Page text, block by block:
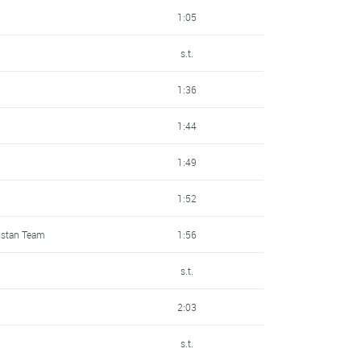
1:05
s.t.
1:36
1:44
1:49
1:52
Team 1:56
s.t.
2:03
s.t.